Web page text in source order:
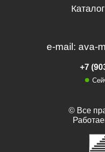
© Все
e-mail: ava-
+7